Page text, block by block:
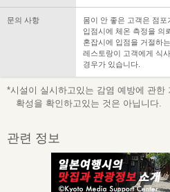
문의 사항
몸이 안 좋은 고객은 점포
입점시에 체온 측정을 의
혼잡시에 입점을 거절하
레스토랑이 고객에게 식
경우가 있습니다.
*시설이 실시하고있는 감염 예방에 관한
확성을 확인하고있는 것은 아닙니다.
관련 정보